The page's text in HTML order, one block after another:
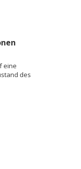
eine
des